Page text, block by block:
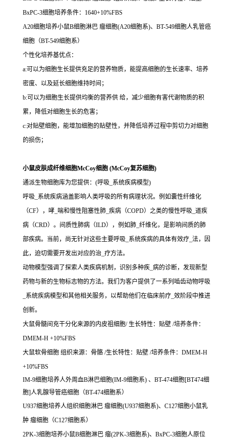
BxPC-3细胞培养条件：1640+10%FBS
A20细胞培养小鼠B细胞淋巴 瘤细胞(A20细胞系)、BT-549细胞人乳管癌
细胞（BT-549细胞系）
个性化培养基优点：
a:可以为细胞生长提供充足的营养物质，能提高细胞的生长速率、培养
密度、以及延长细胞维持时间；
b:可以为细胞生长提供均衡的营养供 给，减少细胞有害代谢物质的积
累，降低对细胞生长的危害；
c:对贴壁细胞，能增加细胞的贴壁性，并降低培养过程中剪切力对细胞
的损伤；
小鼠皮肤成纤维细胞McCoy细胞 (McCoy复苏细胞)
通派生物细胞库为您提供：(呼吸_系统疾病模型)
呼吸_系统疾病涵盖影响人类呼吸的所有病理状况。例如囊性纤维化
（CF），哮_喘和慢性阻塞性肺_疾病（COPD）之类的慢性呼吸_道疾
病（CRD）。间质性肺病（ILD），例如肺_纤维化，是影响间质的肺
部疾病。当前，尚无针对这些主要呼吸_系统疾病的具体有效疗_法，因
此，迫切需要开发出对应的治_疗方法。
动物模型强调了探索人类疾病机制，识别多种疾_病的诊断，发现新型
药物与新的生物标志物的方法。我们为客户提供了一系列啮齿动物呼吸
_系统疾病模型和其他相关服务，以帮助他们在临床前疗_效阶段中推进
创新。
大鼠骨髓间充干分化来源的内皮祖细胞/ 生长特性：贴壁 /培养条件：
DMEM-H +10%FBS
大鼠软骨细胞 组织来源：骨骼 /生长特性：贴壁 /培养条件：DMEM-H
+10%FBS
IM-9细胞培养人外周血B淋巴细胞(IM-9细胞系) 、BT-474细胞[BT474细
胞]人乳腺导管癌细胞（BT-474细胞系）
U937细胞培养人组织细胞淋巴 瘤细胞(U937细胞系)、C127细胞小鼠乳
肿 瘤细胞（C127细胞系）
2PK-3细胞培养小鼠B细胞淋巴 瘤(2PK-3细胞系)、BxPC-3细胞人原位